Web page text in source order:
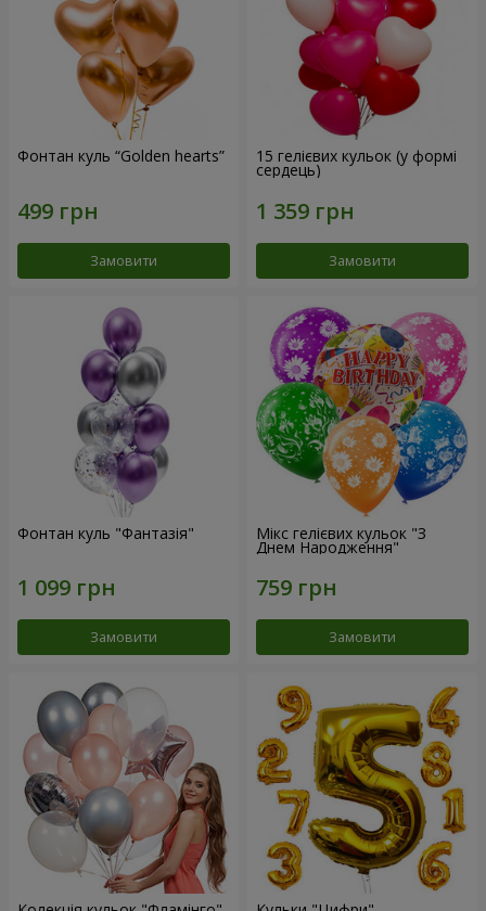
Фонтан куль “Golden hearts”
Замовити
15 гелієвих кульок (у формі
сердець)
Замовити
Фонтан куль "Фантазія"
Замовити
Мікс гелієвих кульок "З
Днем Народження"
Замовити